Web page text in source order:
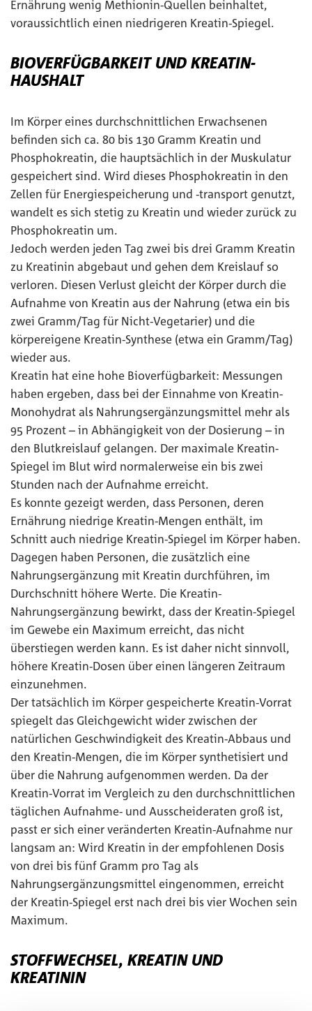
Ernährung wenig Methionin-Quellen beinhaltet,
voraussichtlich einen niedrigeren Kreatin-Spiegel.
BIOVERFÜGBARKEIT UND KREATIN-
HAUSHALT
Im Körper eines durchschnittlichen Erwachsenen
befinden sich ca. 80 bis 130 Gramm Kreatin und
Phosphokreatin, die hauptsächlich in der Muskulatur
gespeichert sind. Wird dieses Phosphokreatin in den
Zellen für Energiespeicherung und -transport genutzt,
wandelt es sich stetig zu Kreatin und wieder zurück zu
Phosphokreatin um.
Jedoch werden jeden Tag zwei bis drei Gramm Kreatin
zu Kreatinin abgebaut und gehen dem Kreislauf so
verloren. Diesen Verlust gleicht der Körper durch die
Aufnahme von Kreatin aus der Nahrung (etwa ein bis
zwei Gramm/Tag für Nicht-Vegetarier) und die
körpereigene Kreatin-Synthese (etwa ein Gramm/Tag)
wieder aus.
Kreatin hat eine hohe Bioverfügbarkeit: Messungen
haben ergeben, dass bei der Einnahme von Kreatin-
Monohydrat als Nahrungsergänzungsmittel mehr als
95 Prozent – in Abhängigkeit von der Dosierung – in
den Blutkreislauf gelangen. Der maximale Kreatin-
Spiegel im Blut wird normalerweise ein bis zwei
Stunden nach der Aufnahme erreicht.
Es konnte gezeigt werden, dass Personen, deren
Ernährung niedrige Kreatin-Mengen enthält, im
Schnitt auch niedrige Kreatin-Spiegel im Körper haben.
Dagegen haben Personen, die zusätzlich eine
Nahrungsergänzung mit Kreatin durchführen, im
Durchschnitt höhere Werte. Die Kreatin-
Nahrungsergänzung bewirkt, dass der Kreatin-Spiegel
im Gewebe ein Maximum erreicht, das nicht
überstiegen werden kann. Es ist daher nicht sinnvoll,
höhere Kreatin-Dosen über einen längeren Zeitraum
einzunehmen.
Der tatsächlich im Körper gespeicherte Kreatin-Vorrat
spiegelt das Gleichgewicht wider zwischen der
natürlichen Geschwindigkeit des Kreatin-Abbaus und
den Kreatin-Mengen, die im Körper synthetisiert und
über die Nahrung aufgenommen werden. Da der
Kreatin-Vorrat im Vergleich zu den durchschnittlichen
täglichen Aufnahme- und Ausscheideraten groß ist,
passt er sich einer veränderten Kreatin-Aufnahme nur
langsam an: Wird Kreatin in der empfohlenen Dosis
von drei bis fünf Gramm pro Tag als
Nahrungsergänzungsmittel eingenommen, erreicht
der Kreatin-Spiegel erst nach drei bis vier Wochen sein
Maximum.
STOFFWECHSEL, KREATIN UND
KREATININ